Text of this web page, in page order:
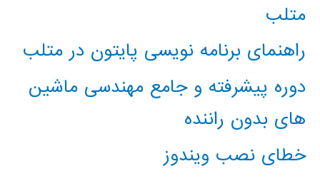
متلب
راهنمای برنامه نویسی پایتون در متلب
دوره پیشرفته و جامع مهندسی ماشین
های بدون راننده
خطای نصب ویندوز